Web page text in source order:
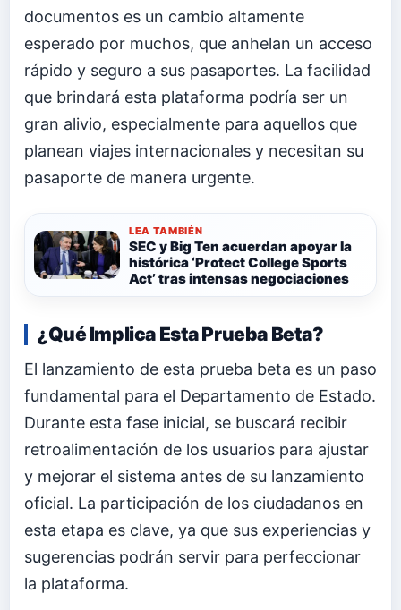
documentos es un cambio altamente
esperado por muchos, que anhelan un acceso
rápido y seguro a sus pasaportes. La facilidad
que brindará esta plataforma podría ser un
gran alivio, especialmente para aquellos que
planean viajes internacionales y necesitan su
pasaporte de manera urgente.
LEA TAMBIÉN
SEC y Big Ten acuerdan apoyar la
histórica ‘Protect College Sports
Act’ tras intensas negociaciones
¿Qué Implica Esta Prueba Beta?
El lanzamiento de esta prueba beta es un paso
fundamental para el Departamento de Estado.
Durante esta fase inicial, se buscará recibir
retroalimentación de los usuarios para ajustar
y mejorar el sistema antes de su lanzamiento
oficial. La participación de los ciudadanos en
esta etapa es clave, ya que sus experiencias y
sugerencias podrán servir para perfeccionar
la plataforma.